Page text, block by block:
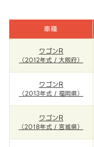
車種
ワゴンR
（2012年式 / 大阪府）
ワゴンR
（2013年式 / 福岡県）
ワゴンR
（2018年式 / 宮城県）